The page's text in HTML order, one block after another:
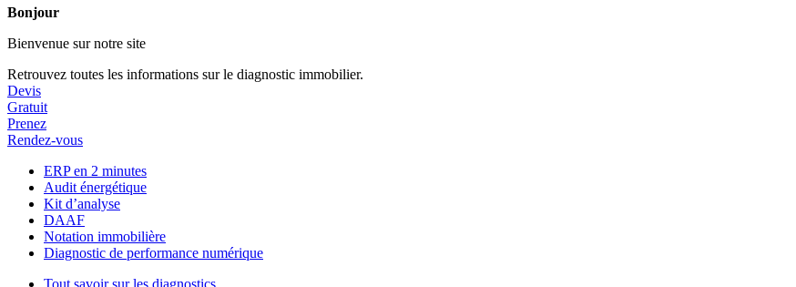
Bonjour
Bienvenue sur notre site
Retrouvez toutes les informations sur le diagnostic immobilier.
Devis
Gratuit
Prenez
Rendez-vous
ERP en 2 minutes
Audit énergétique
Kit d’analyse
DAAF
Notation immobilière
Diagnostic de performance numérique
Tout savoir sur les diagnostics